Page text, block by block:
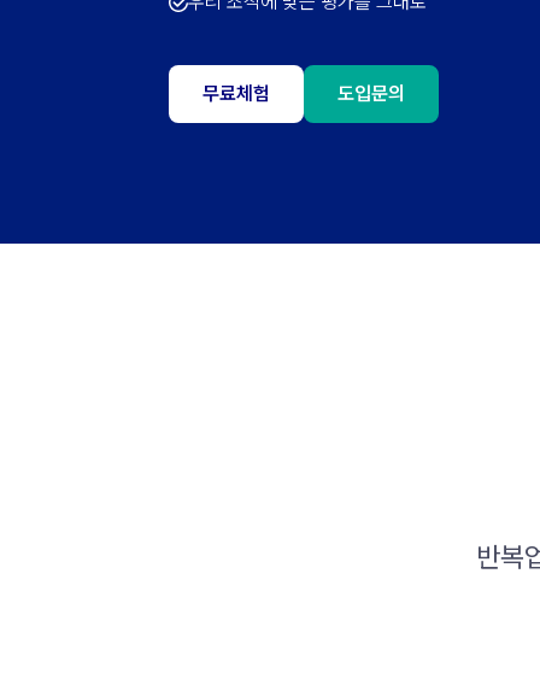
무료체험 도입문의
반복